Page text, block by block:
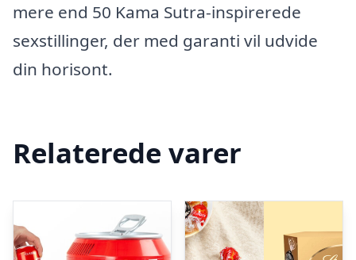
mere end 50 Kama Sutra-inspirerede
sexstillinger, der med garanti vil udvide
din horisont.
Relaterede varer